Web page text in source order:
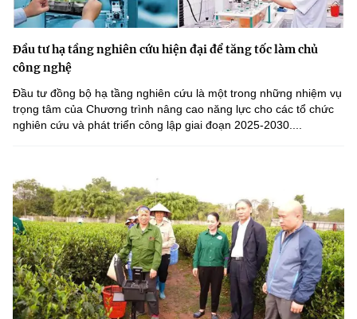
Đầu tư hạ tầng nghiên cứu hiện đại để tăng tốc làm chủ
công nghệ
Đầu tư đồng bộ hạ tầng nghiên cứu là một trong những nhiệm vụ
trọng tâm của Chương trình nâng cao năng lực cho các tổ chức
nghiên cứu và phát triển công lập giai đoạn 2025-2030....